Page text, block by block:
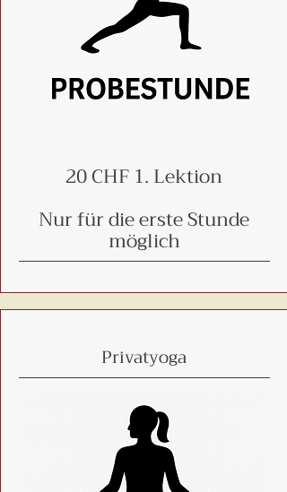
20 CHF 1. Lektion
Nur für die erste Stunde
möglich
Privatyoga